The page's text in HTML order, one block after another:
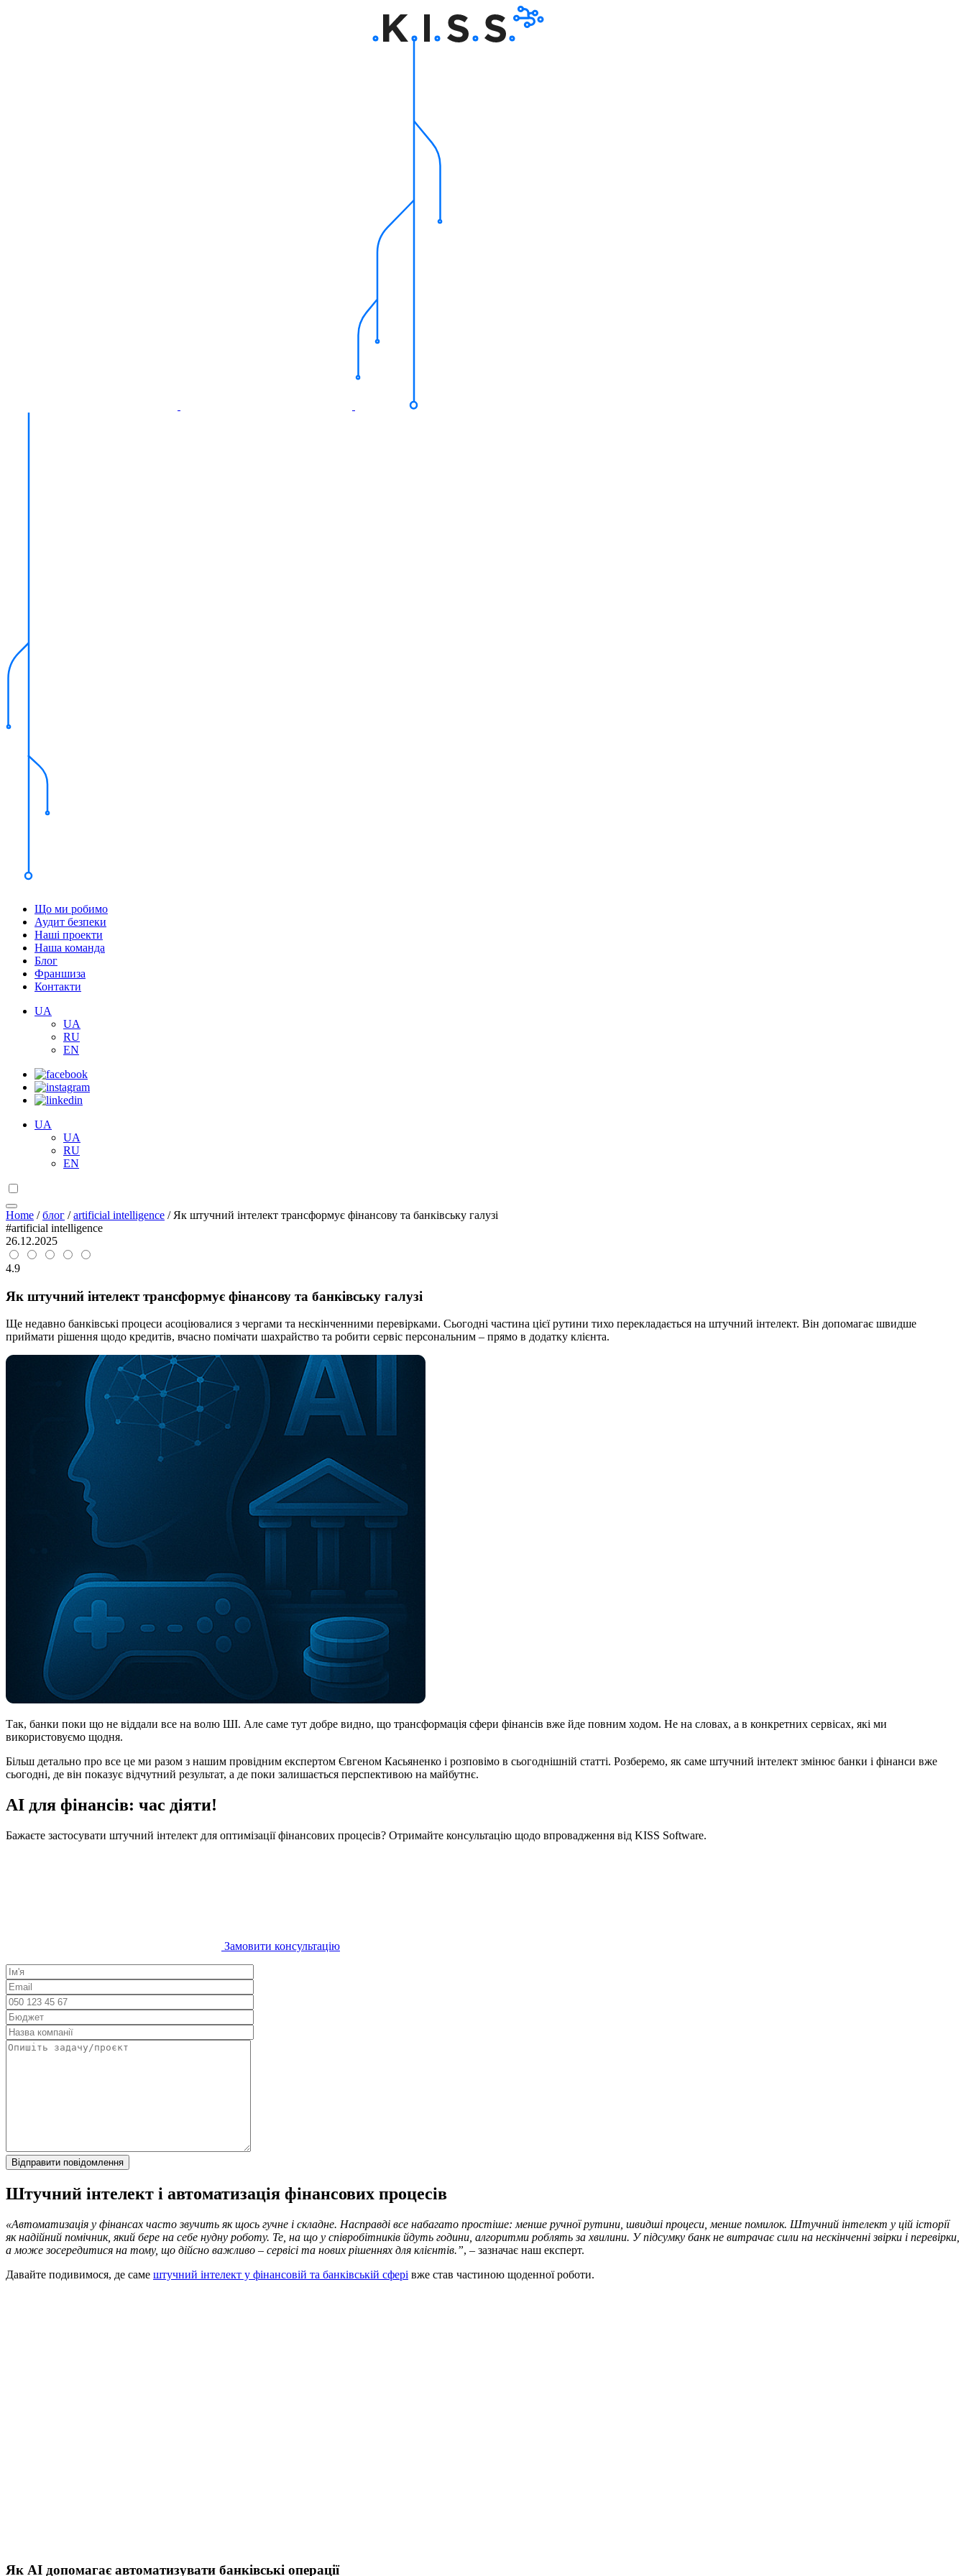
Що ми робимо
Аудит безпеки
Наші проекти
Наша команда
Блог
Франшиза
Контакти
UA
UA
RU
EN
UA
UA
RU
EN
Home /блог /artificial intelligence / Як штучний інтелект трансформує фінансову та банківську галузі
#artificial intelligence
26.12.2025
4.9
Як штучний інтелект трансформує фінансову та банківську галузі
Ще недавно банківські процеси асоціювалися з чергами та нескінченними перевірками. Сьогодні частина цієї рутини тихо перекладається на штучний інтелект. Він допомагає швидше
приймати рішення щодо кредитів, вчасно помічати шахрайство та робити сервіс персональним – прямо в додатку клієнта.
Так, банки поки що не віддали все на волю ШІ. Але саме тут добре видно, що трансформація сфери фінансів вже йде повним ходом. Не на словах, а в конкретних сервісах, які ми
використовуємо щодня.
Більш детально про все це ми разом з нашим провідним експертом Євгеном Касьяненко і розповімо в сьогоднішній статті. Розберемо, як саме штучний інтелект змінює банки і фінанси вже
сьогодні, де він показує відчутний результат, а де поки залишається перспективою на майбутнє.
AI для фінансів: час діяти!
Бажаєте застосувати штучний інтелект для оптимізації фінансових процесів? Отримайте консультацію щодо впровадження від KISS Software.
Замовити консультацію
Штучний інтелект і автоматизація фінансових процесів
«Автоматизація у фінансах часто звучить як щось гучне і складне. Насправді все набагато простіше: менше ручної рутини, швидші процеси, менше помилок. Штучний інтелект у цій історії
як надійний помічник, який бере на себе нудну роботу. Те, на що у співробітників йдуть години, алгоритми роблять за хвилини. У підсумку банк не витрачає сили на нескінченні звірки і перевірки,
а може зосередитися на тому, що дійсно важливо – сервісі та нових рішеннях для клієнтів.”, – зазначає наш експерт.
Давайте подивимося, де саме штучний інтелект у фінансовій та банківській сфері вже став частиною щоденної роботи.
Як AI допомагає автоматизувати банківські операції